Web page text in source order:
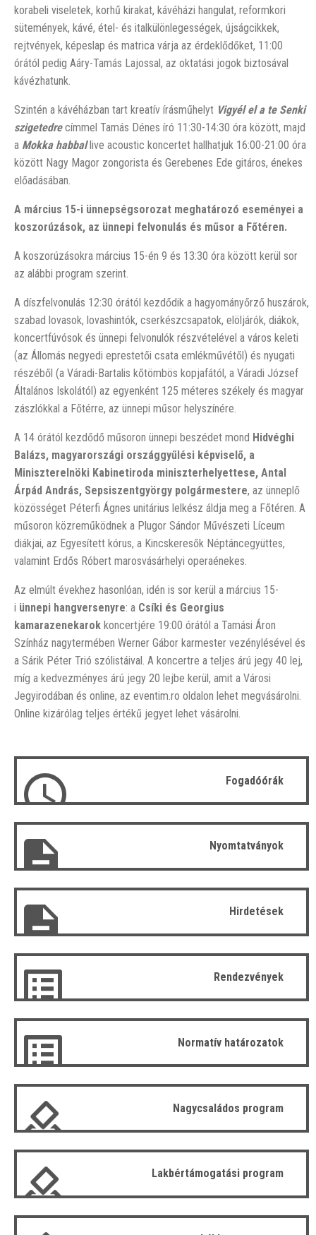
korabeli viseletek, korhű kirakat, kávéházi hangulat, reformkori
sütemények, kávé, étel- és italkülönlegességek, újságcikkek,
rejtvények, képeslap és matrica várja az érdeklődőket, 11:00
órától pedig Aáry-Tamás Lajossal, az oktatási jogok biztosával
kávézhatunk.
Szintén a kávéházban tart kreatív írásműhelyt Vigyél el a te Senki
szigetedrecímmel Tamás Dénes író 11:30-14:30 óra között, majd
a Mokka habballive acoustic koncertet hallhatjuk 16:00-21:00 óra
között Nagy Magor zongorista és Gerebenes Ede gitáros, énekes
előadásában.
A március 15-i ünnepségsorozat meghatározó eseményei a
koszorúzások, az ünnepi felvonulás és műsor a Főtéren.
A koszorúzásokra március 15-én 9 és 13:30 óra között kerül sor
az alábbi program szerint.
A díszfelvonulás 12:30 órától kezdődik a hagyományőrző huszárok,
szabad lovasok, lovashintók, cserkészcsapatok, elöljárók, diákok,
koncertfúvósok és ünnepi felvonulók részvételével a város keleti
(az Állomás negyedi eprestetői csata emlékművétől) és nyugati
részéből (a Váradi-Bartalis kőtömbös kopjafától, a Váradi József
Általános Iskolától) az egyenként 125 méteres székely és magyar
zászlókkal a Főtérre, az ünnepi műsor helyszínére.
A 14 órától kezdődő műsoron ünnepi beszédet mond Hidvéghi
Balázs, magyarországi országgyűlési képviselő, a
Miniszterelnöki Kabinetiroda miniszterhelyettese, Antal
Árpád András, Sepsiszentgyörgy polgármestere, az ünneplő
közösséget Péterfi Ágnes unitárius lelkész áldja meg a Főtéren. A
műsoron közreműködnek a Plugor Sándor Művészeti Líceum
diákjai, az Egyesített kórus, a Kincskeresők Néptáncegyüttes,
valamint Erdős Róbert marosvásárhelyi operaénekes.
Az elmúlt évekhez hasonlóan, idén is sor kerül a március 15-
i ünnepi hangversenyre: a Csíki és Georgius
kamarazenekarok koncertjére 19:00 órától a Tamási Áron
Színház nagytermében Werner Gábor karmester vezénylésével és
a Sárik Péter Trió szólistáival. A koncertre a teljes árú jegy 40 lej,
míg a kedvezményes árú jegy 20 lejbe kerül, amit a Városi
Jegyirodában és online, az eventim.ro oldalon lehet megvásárolni.
Online kizárólag teljes értékű jegyet lehet vásárolni.
Fogadóórák
Nyomtatványok
Hirdetések
Rendezvények
Normatív határozatok
Nagycsaládos program
Lakbértámogatási program